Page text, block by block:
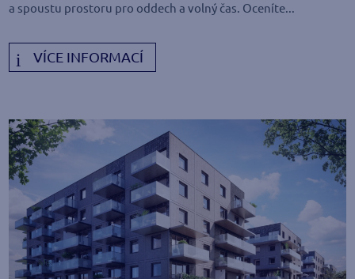
a spoustu prostoru pro oddech a volný čas. Oceníte...
VÍCE INFORMACÍ